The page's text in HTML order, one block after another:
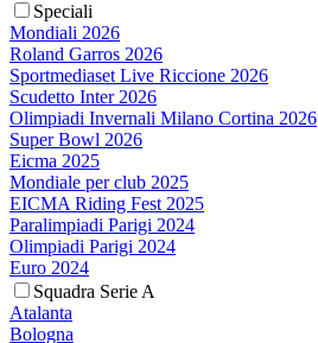
Speciali
Mondiali 2026
Roland Garros 2026
Sportmediaset Live Riccione 2026
Scudetto Inter 2026
Olimpiadi Invernali Milano Cortina 2026
Super Bowl 2026
Eicma 2025
Mondiale per club 2025
EICMA Riding Fest 2025
Paralimpiadi Parigi 2024
Olimpiadi Parigi 2024
Euro 2024
Squadra Serie A
Atalanta
Bologna